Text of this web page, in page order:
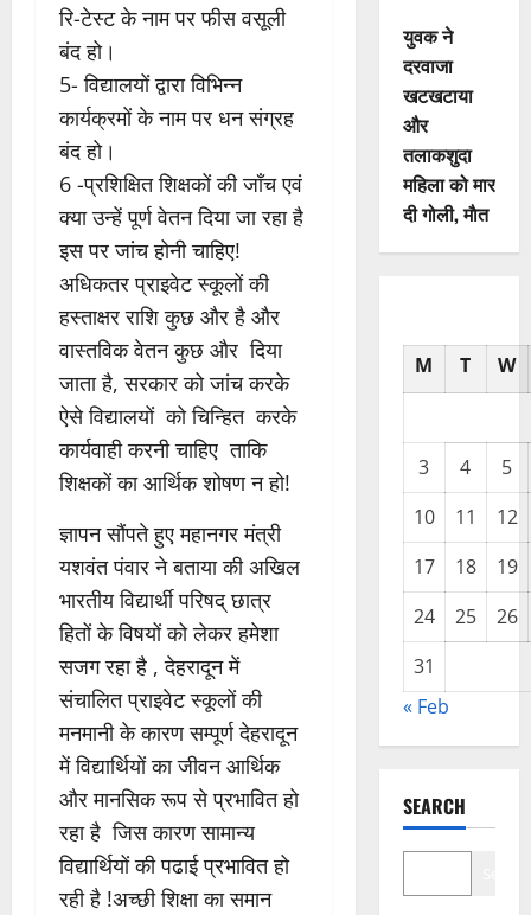
रि-टेस्ट के नाम पर फीस वसूली
बंद हो।
5- विद्यालयों द्वारा विभिन्न
कार्यक्रमों के नाम पर धन संग्रह
बंद हो।
6 -प्रशिक्षित शिक्षकों की जाँच एवं
क्या उन्हें पूर्ण वेतन दिया जा रहा है
इस पर जांच होनी चाहिए!
अधिकतर प्राइवेट स्कूलों की
हस्ताक्षर राशि कुछ और है और
वास्तविक वेतन कुछ और दिया
जाता है, सरकार को जांच करके
ऐसे विद्यालयों को चिन्हित करके
कार्यवाही करनी चाहिए ताकि
शिक्षकों का आर्थिक शोषण न हो!
ज्ञापन सौंपते हुए महानगर मंत्री
यशवंत पंवार ने बताया की अखिल
भारतीय विद्यार्थी परिषद् छात्र
हितों के विषयों को लेकर हमेशा
सजग रहा है , देहरादून में
संचालित प्राइवेट स्कूलों की
मनमानी के कारण सम्पूर्ण देहरादून
में विद्यार्थियों का जीवन आर्थिक
और मानसिक रूप से प्रभावित हो
रहा है जिस कारण सामान्य
विद्यार्थियों की पढाई प्रभावित हो
रही है !अच्छी शिक्षा का समान
युवक ने
दरवाजा
खटखटाया
और
तलाकशुदा
महिला को मार
दी गोली, माैत
M T W
3 4
5
10
11
12
17
18
19
24
25
26
31
« Feb
SEARCH